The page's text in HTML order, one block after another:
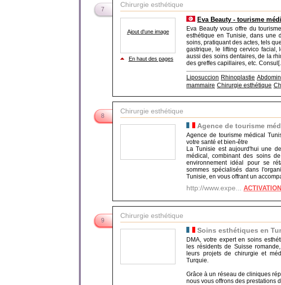
7
Chirurgie esthétique
Ajout d'une image
En haut des pages
Eva Beauty - tourisme
Eva Beauty vous offre du
esthétique en Tunisie, dans une
soins, pratiquant des actes, tels
gastrique, le lifting cervico facial,
aussi des soins dentaires, de la
des greffes capillaires, etc.
Liposuccion Rhinoplastie
mammaire Chirurgie esthétique
8
Chirurgie esthétique
Agence de tourisme
Agence de tourisme médical
votre santé et bien-être
La Tunisie est aujourd'hui une
médical, combinant des soins
environnement idéal pour se
sommes spécialisés dans
Tunisie, en vous offrant un
http://www.expe...
9
Chirurgie esthétique
Soins esthétiques en
DMA, votre expert en soins
les résidents de Suisse
leurs projets de chirurgie et
Turquie.
Grâce à un réseau de cliniques
nous vous offrons des prestations